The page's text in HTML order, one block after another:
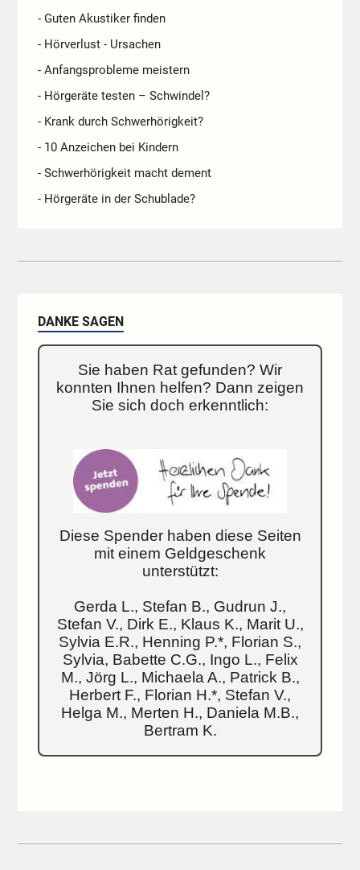
- Guten Akustiker finden
- Hörverlust - Ursachen
- Anfangsprobleme meistern
- Hörgeräte testen – Schwindel?
- Krank durch Schwerhörigkeit?
- 10 Anzeichen bei Kindern
- Schwerhörigkeit macht dement
- Hörgeräte in der Schublade?
DANKE SAGEN
Sie haben Rat gefunden? Wir
konnten Ihnen helfen? Dann zeigen
Sie sich doch erkenntlich:
Diese Spender haben diese Seiten
mit einem Geldgeschenk
unterstützt:
Gerda L., Stefan B., Gudrun J.,
Stefan V., Dirk E., Klaus K., Marit U.,
Sylvia E.R., Henning P.*, Florian S.,
Sylvia, Babette C.G., Ingo L., Felix
M., Jörg L., Michaela A., Patrick B.,
Herbert F., Florian H.*, Stefan V.,
Helga M., Merten H., Daniela M.B.,
Bertram K.